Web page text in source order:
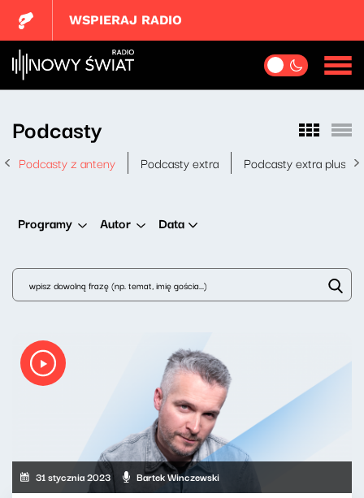
WSPIERAJ RADIO
Podcasty
Podcasty z anteny Podcasty extra Podcasty extra plus
Programy Autor Data
31 stycznia 2023 Bartek Winczewski